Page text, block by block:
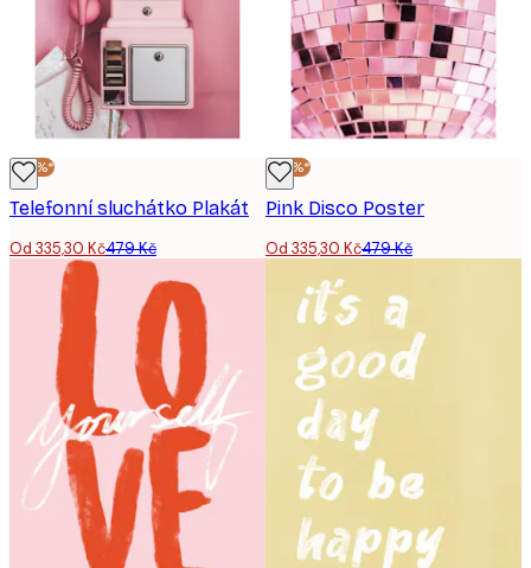
-30%*
Telefonní sluchátko Plakát
Od 335,30 Kč479 Kč
-30%*
Pink Disco Poster
Od 335,30 Kč479 Kč